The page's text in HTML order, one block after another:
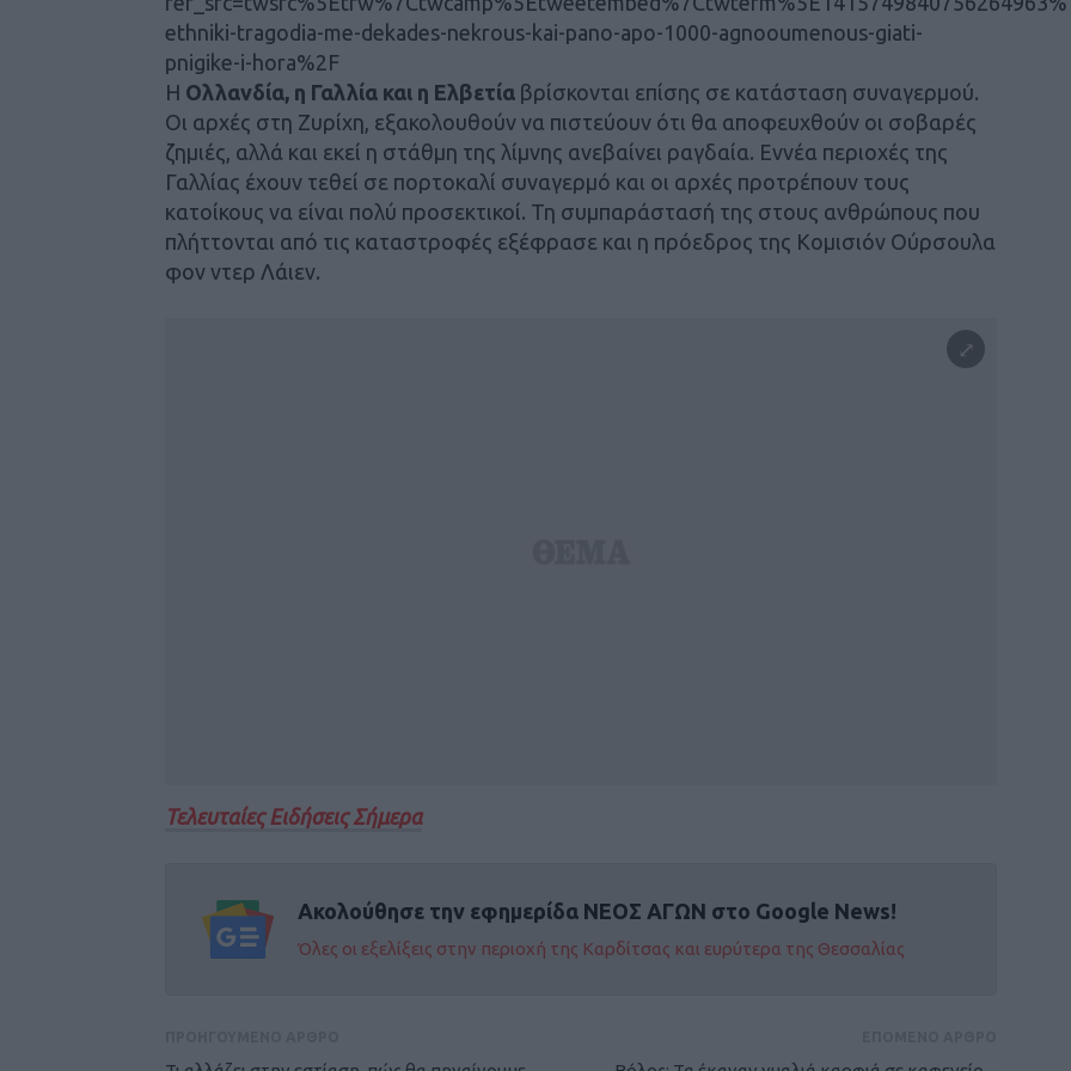
ethniki-tragodia-me-dekades-nekrous-kai-pano-apo-1000-agnooumenous-giati-
pnigike-i-hora%2F
Η Ολλανδία, η Γαλλία και η Ελβετία βρίσκονται επίσης σε κατάσταση συναγερμού.
Οι αρχές στη Ζυρίχη, εξακολουθούν να πιστεύουν ότι θα αποφευχθούν οι σοβαρές
ζημιές, αλλά και εκεί η στάθμη της λίμνης ανεβαίνει ραγδαία. Εννέα περιοχές της
Γαλλίας έχουν τεθεί σε πορτοκαλί συναγερμό και οι αρχές προτρέπουν τους
κατοίκους να είναι πολύ προσεκτικοί. Τη συμπαράστασή της στους ανθρώπους που
πλήττονται από τις καταστροφές εξέφρασε και η πρόεδρος της Κομισιόν Ούρσουλα
φον ντερ Λάιεν.
Τελευταίες Ειδήσεις Σήμερα
Ακολούθησε την εφημερίδα ΝΕΟΣ ΑΓΩΝ στο Google News!
Όλες οι εξελίξεις στην περιοχή της Καρδίτσας και ευρύτερα της Θεσσαλίας